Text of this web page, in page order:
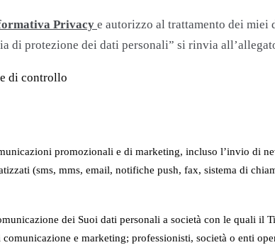
Privacy e autorizzo al trattamento dei miei
di protezione dei dati personali” si rinvia
di controllo
promozionali e di marketing, incluso l’invio di
(sms, mms, email, notifiche push, fax, sistema di
dei Suoi dati personali a società con le quali
e marketing; professionisti, società o enti